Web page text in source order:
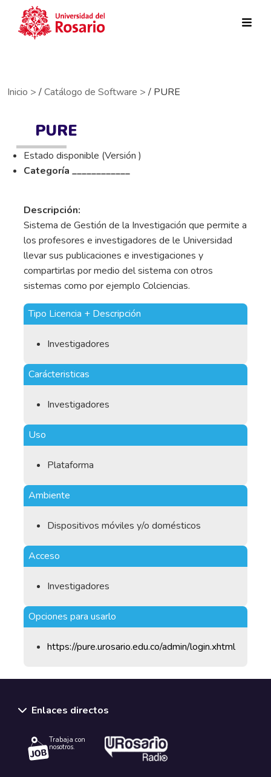
Inicio > /Catálogo de Software > / PURE
PURE
Estado disponible (Versión )
Categoría ____________
Descripción:
Sistema de Gestión de la Investigación que permite a
los profesores e investigadores de le Universidad
llevar sus publicaciones e investigaciones y
compartirlas por medio del sistema con otros
sistemas como por ejemplo Colciencias.
Tipo Licencia + Descripción
Investigadores
Carácteristicas
Investigadores
Uso
Plataforma
Ambiente
Dispositivos móviles y/o domésticos
Acceso
Investigadores
Opciones para usarlo
https://pure.urosario.edu.co/admin/login.xhtml
Enlaces directos
Trabaja con
nosotros.